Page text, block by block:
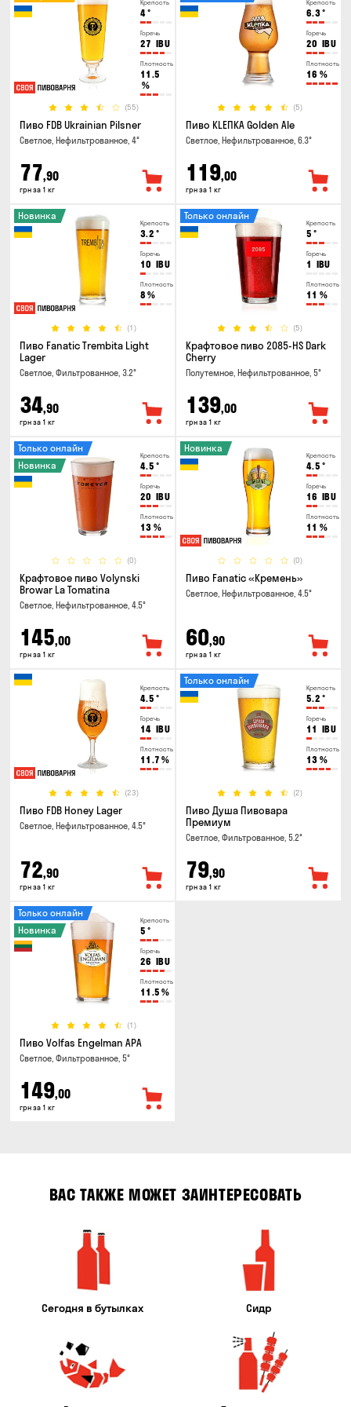
Крепость
4°
Горечь
27 IBU
Плотность
11.5
%
(55)
Пиво FDB Ukrainian Pilsner
Светлое, Нефильтрованное, 4°
77,90
грн за 1 кг
Крепость
6.3°
Горечь
20 IBU
Плотность
16 %
(5)
Пиво KLEПКА Golden Ale
Светлое, Нефильтрованное, 6.3°
119,00
грн за 1 кг
Крепость
3.2 °
Горечь
10 IBU
Плотность
8 %
(1)
Новинка
Пиво Fanatic Trembita Light
Lager
Светлое, Фильтрованное, 3.2°
34,90
грн за 1 кг
Крепость
5 °
Горечь
1 IBU
Плотность
11 %
(5)
Только онлайн
Крафтовое пиво 2085-HS Dark
Cherry
Полутемное, Нефильтрованное, 5°
139,00
грн за 1 кг
Крепость
4.5 °
Горечь
20 IBU
Плотность
13 %
(0)
Только онлайн
Новинка
Крафтовое пиво Volynski
Browar La Tomatina
Светлое, Нефильтрованное, 4.5°
145,00
грн за 1 кг
Крепость
4.5 °
Горечь
16 IBU
Плотность
11 %
(0)
Новинка
Пиво Fanatic «Кремень»
Светлое, Нефильтрованное, 4.5°
60,90
грн за 1 кг
Крепость
4.5 °
Горечь
14 IBU
Плотность
11.7 %
(23)
Пиво FDB Honey Lager
Светлое, Нефильтрованное, 4.5°
72,90
грн за 1 кг
Крепость
5.2 °
Горечь
11 IBU
Плотность
13 %
(2)
Только онлайн
Пиво Душа Пивовара
Премиум
Светлое, Фильтрованное, 5.2°
79,90
грн за 1 кг
Крепость
5 °
Горечь
26 IBU
Плотность
11.5 %
(1)
Только онлайн
Новинка
Пиво Volfas Engelman APA
Светлое, Фильтрованное, 5°
149,00
грн за 1 кг
ВАС ТАКЖЕ МОЖЕТ ЗАИНТЕРЕСОВАТЬ
Сегодня в бутылках Сидр